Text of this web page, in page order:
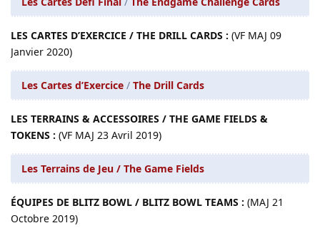
LES CARTES D’EXERCICE / THE DRILL CARDS : (VF MAJ 09
Janvier 2020)
Les Cartes d’Exercice / The Drill Cards
LES TERRAINS & ACCESSOIRES / THE GAME FIELDS &
TOKENS : (VF MAJ 23 Avril 2019)
Les Terrains de Jeu / The Game Fields
ÉQUIPES DE BLITZ BOWL / BLITZ BOWL TEAMS : (MAJ 21
Octobre 2019)